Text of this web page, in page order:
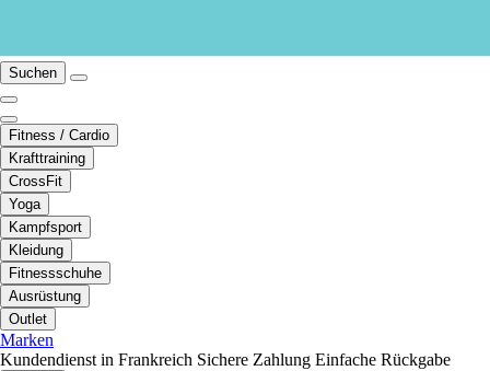
Suchen
Fitness / Cardio
Krafttraining
CrossFit
Yoga
Kampfsport
Kleidung
Fitnessschuhe
Ausrüstung
Outlet
Marken
Kundendienst in Frankreich Sichere Zahlung Einfache Rückgabe